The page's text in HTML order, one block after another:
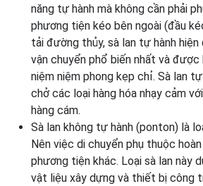
năng tự hành mà không cần phải
phương tiện kéo bên ngoài (đầu
tải đường thủy, sà lan tự hành
vận chuyển phổ biến nhất và
niệm niệm phong kẹp chỉ. Sà lan
chở các loại hàng hóa nhạy cảm
hàng cám.
Sà lan không tự hành (ponton) là
Nên việc di chuyển phụ thuộc
phương tiện khác. Loại sà lan này
vật liệu xây dựng và thiết bị công